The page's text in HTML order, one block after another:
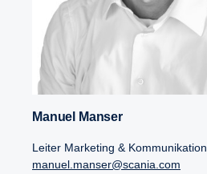
Manuel Manser
Leiter Marketing & Kommunikation
manuel.manser@scania.com